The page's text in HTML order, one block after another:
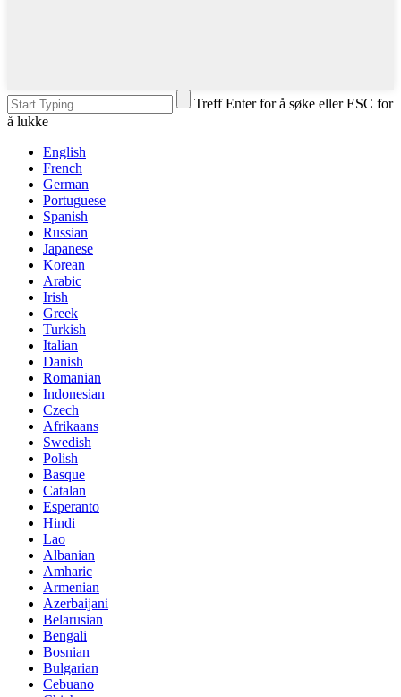
Treff Enter for å søke eller ESC for
å lukke
English
French
German
Portuguese
Spanish
Russian
Japanese
Korean
Arabic
Irish
Greek
Turkish
Italian
Danish
Romanian
Indonesian
Czech
Afrikaans
Swedish
Polish
Basque
Catalan
Esperanto
Hindi
Lao
Albanian
Amharic
Armenian
Azerbaijani
Belarusian
Bengali
Bosnian
Bulgarian
Cebuano